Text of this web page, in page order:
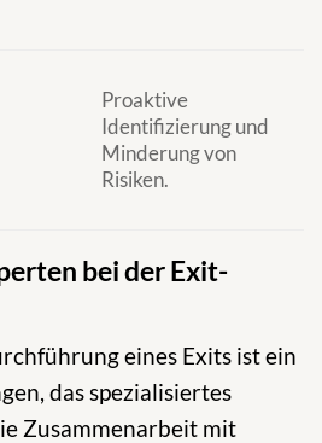
Proaktive
Identifizierung und
Minderung von
Risiken.
bei der Exit-
eines Exits ist ein
das spezialisiertes
Zusammenarbeit mit